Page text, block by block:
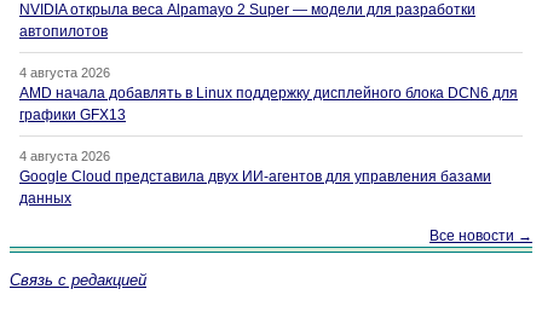
NVIDIA открыла веса Alpamayo 2 Super — модели для разработки
автопилотов
4 августа 2026
AMD начала добавлять в Linux поддержку дисплейного блока DCN6 для
графики GFX13
4 августа 2026
Google Cloud представила двух ИИ-агентов для управления базами
данных
Все новости →
Связь с редакцией